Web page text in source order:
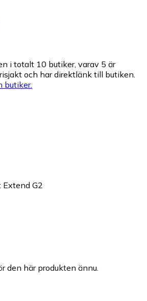
i totalt 10 butiker, varav 5 är
och har direktlänk till butiken.
butiker.
G2
den här produkten ännu.